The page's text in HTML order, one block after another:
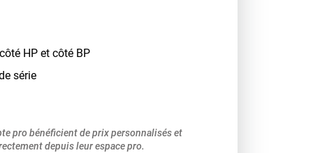
HP et côté BP
série
pro bénéficient de prix personnalisés et
depuis leur espace pro.